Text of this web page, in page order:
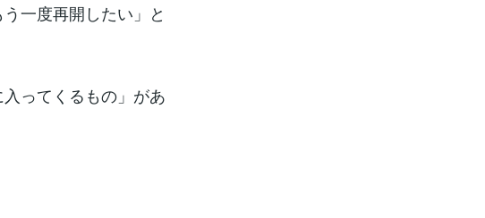
一度再開したい」と
ってくるもの」があ